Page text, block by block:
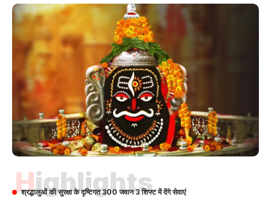
Highlights
श्रद्धालुओं की सुरक्षा के दृष्टिगत 300 जवान 3 शिफ्ट में देंगे सेवाएं